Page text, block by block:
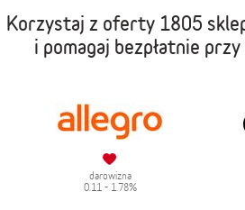
Korzystaj z oferty 1805
i pomagaj bezpłatnie
darowizna
0.11 - 1.78%